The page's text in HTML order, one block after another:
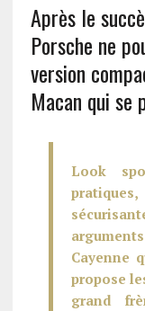
Après le
Porsche ne
version
Macan qui
Look
Cayenne
propose
grand